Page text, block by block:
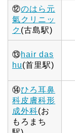
⑫のはら元
氣クリニッ
ク (古島駅)
⑬hair das
hu(首里駅)
⑭ひろ耳鼻
科皮膚科形
成外科(お
もろまち